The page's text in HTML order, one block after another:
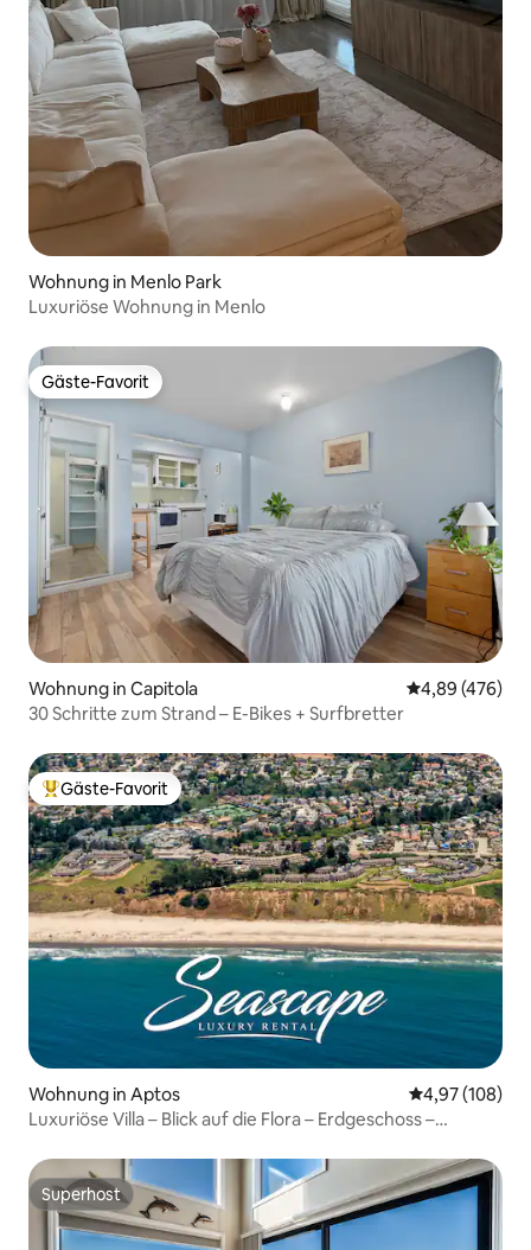
Wohnung in Menlo Park
Luxuriöse Wohnung in Menlo
Gäste-Favorit
Gäste-Favorit
Wohnung in Capitola
4,89 (476)
30 Schritte zum Strand – E-Bikes + Surfbretter
Beliebter Gäste-Favorit.
Gäste-Favorit
Wohnung in Aptos
4,97 (108)
Luxuriöse Villa – Blick auf die Flora – Erdgeschoss –
Superhost
Superhost